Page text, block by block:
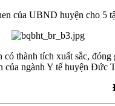
của UBND huyện cho 5
có thành tích xuất sắc, đóng
của ngành Y tế huyện Đức